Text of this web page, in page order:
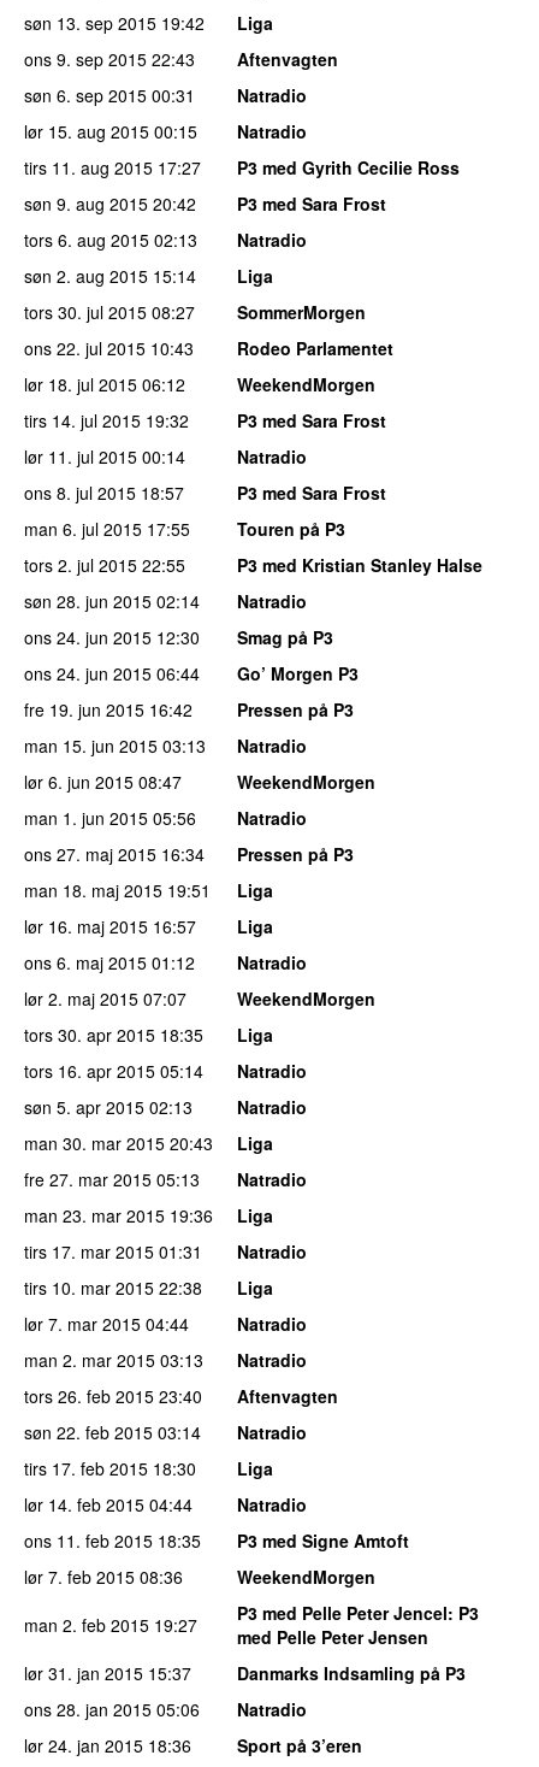
søn 13. sep 2015 19:42
Liga
ons 9. sep 2015 22:43
Aftenvagten
søn 6. sep 2015 00:31
Natradio
lør 15. aug 2015 00:15
Natradio
tirs 11. aug 2015 17:27
P3 med Gyrith Cecilie Ross
søn 9. aug 2015 20:42
P3 med Sara Frost
tors 6. aug 2015 02:13
Natradio
søn 2. aug 2015 15:14
Liga
tors 30. jul 2015 08:27
SommerMorgen
ons 22. jul 2015 10:43
Rodeo Parlamentet
lør 18. jul 2015 06:12
WeekendMorgen
tirs 14. jul 2015 19:32
P3 med Sara Frost
lør 11. jul 2015 00:14
Natradio
ons 8. jul 2015 18:57
P3 med Sara Frost
man 6. jul 2015 17:55
Touren på P3
tors 2. jul 2015 22:55
P3 med Kristian Stanley Halse
søn 28. jun 2015 02:14
Natradio
ons 24. jun 2015 12:30
Smag på P3
ons 24. jun 2015 06:44
Go’ Morgen P3
fre 19. jun 2015 16:42
Pressen på P3
man 15. jun 2015 03:13
Natradio
lør 6. jun 2015 08:47
WeekendMorgen
man 1. jun 2015 05:56
Natradio
ons 27. maj 2015 16:34
Pressen på P3
man 18. maj 2015 19:51
Liga
lør 16. maj 2015 16:57
Liga
ons 6. maj 2015 01:12
Natradio
lør 2. maj 2015 07:07
WeekendMorgen
tors 30. apr 2015 18:35
Liga
tors 16. apr 2015 05:14
Natradio
søn 5. apr 2015 02:13
Natradio
man 30. mar 2015 20:43
Liga
fre 27. mar 2015 05:13
Natradio
man 23. mar 2015 19:36
Liga
tirs 17. mar 2015 01:31
Natradio
tirs 10. mar 2015 22:38
Liga
lør 7. mar 2015 04:44
Natradio
man 2. mar 2015 03:13
Natradio
tors 26. feb 2015 23:40
Aftenvagten
søn 22. feb 2015 03:14
Natradio
tirs 17. feb 2015 18:30
Liga
lør 14. feb 2015 04:44
Natradio
ons 11. feb 2015 18:35
P3 med Signe Amtoft
lør 7. feb 2015 08:36
WeekendMorgen
man 2. feb 2015 19:27 P3 med Pelle Peter Jencel: P3
med Pelle Peter Jensen
lør 31. jan 2015 15:37
Danmarks Indsamling på P3
ons 28. jan 2015 05:06
Natradio
lør 24. jan 2015 18:36 Sport på 3’eren